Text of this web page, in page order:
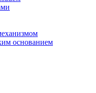
основанием